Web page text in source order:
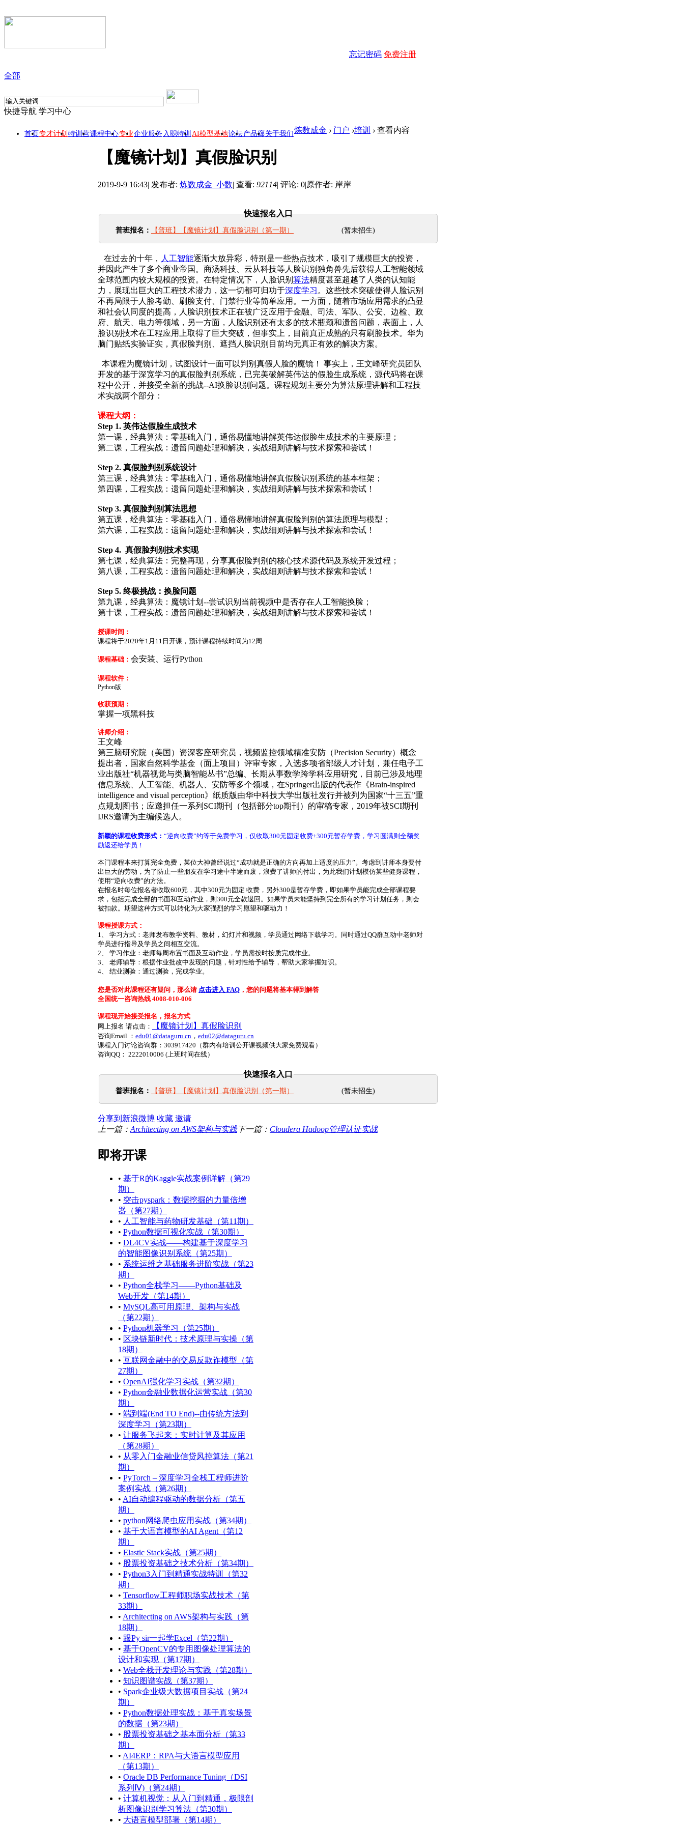
忘记密码 免费注册
全部
快捷导航 学习中心
首页专才计划 特训营课程中心专业企业服务 入职特训 AI模型基地论坛产品廊关于我们炼数成金 › 门户 ›培训 › 查看内容
【魔镜计划】真假脸识别
2019-9-9 16:43| 发布者: 炼数成金_小数| 查看: 92114| 评论: 0|原作者: 岸岸
快速报名入口
普班报名： 【普班】【魔镜计划】真假脸识别（第一期） (暂未招生)
在过去的十年， 人工智能逐渐大放异彩，特别是一些热点技术，吸引了规模巨大的投资，
并因此产生了多个商业帝国。商汤科技、云从科技等人脸识别独角兽先后获得人工智能领域
全球范围内较大规模的投资。在特定情况下，人脸识别 算法精度甚至超越了人类的认知能
力，展现出巨大的工程技术潜力，这一切都可归功于深度学习 。这些技术突破使得人脸识别
不再局限于人脸考勤、刷脸支付、门禁行业等简单应用。一方面，随着市场应用需求的凸显
和社会认同度的提高，人脸识别技术正在被广泛应用于金融、司法、军队、公安、边检、政
府、航天、电力等领域，另一方面，人脸识别还有太多的技术瓶颈和遗留问题，表面上，人
脸识别技术在工程应用上取得了巨大突破，但事实上，目前真正成熟的只有刷脸技术。华为
脑门贴纸实验证实，真假脸判别、遮挡人脸识别目前均无真正有效的解决方案。
本课程为魔镜计划，试图设计一面可以判别真假人脸的魔镜！ 事实上，王文峰研究员团队
开发的基于深宽学习的真假脸判别系统，已完美破解英伟达的假脸生成系统，源代码将在课
程中公开，并接受全新的挑战--AI换脸识别问题。课程规划主要分为算法原理讲解和工程技
术实战两个部分：
课程大纲：
Step 1. 英伟达假脸生成技术
第一课，经典算法：零基础入门，通俗易懂地讲解英伟达假脸生成技术的主要原理；
第二课，工程实战：遗留问题处理和解决，实战细则讲解与技术探索和尝试！
Step 2. 真假脸判别系统设计
第三课，经典算法：零基础入门，通俗易懂地讲解真假脸识别系统的基本框架；
第四课，工程实战：遗留问题处理和解决，实战细则讲解与技术探索和尝试！
Step 3. 真假脸判别算法思想
第五课，经典算法：零基础入门，通俗易懂地讲解真假脸判别的算法原理与模型；
第六课，工程实战：遗留问题处理和解决，实战细则讲解与技术探索和尝试！
Step 4. 真假脸判别技术实现
第七课，经典算法：完整再现，分享真假脸判别的核心技术源代码及系统开发过程；
第八课，工程实战：遗留问题处理和解决，实战细则讲解与技术探索和尝试！
Step 5. 终极挑战：换脸问题
第九课，经典算法：魔镜计划--尝试识别当前视频中是否存在人工智能换脸；
第十课，工程实战：遗留问题处理和解决，实战细则讲解与技术探索和尝试！
授课时间：
课程将于2020年1月11日开课，预计课程持续时间为12周
课程基础： 会安装、运行Python
课程软件：
Python版
收获预期：
掌握一项黑科技
讲师介绍：
王文峰
第三脑研究院（美国）资深客座研究员，视频监控领域精准安防（Precision Security）概念
提出者，国家自然科学基金（面上项目）评审专家，入选多项省部级人才计划，兼任电子工
业出版社“机器视觉与类脑智能丛书”总编、长期从事数学跨学科应用研究，目前已涉及地理
信息系统、人工智能、机器人、安防等多个领域，在Springer出版的代表作《Brain-inspired
intelligence and visual perception》纸质版由华中科技大学出版社发行并被列为国家“十三五”重
点规划图书；应邀担任一系列SCI期刊（包括部分top期刊）的审稿专家，2019年被SCI期刊
IJRS邀请为主编候选人。
新颖的课程收费形式： “逆向收费”约等于免费学习，仅收取300元固定收费+300元暂存学费，学习圆满则全额奖
励返还给学员！
本门课程本来打算完全免费，某位大神曾经说过“成功就是正确的方向再加上适度的压力”。考虑到讲师本身要付
出巨大的劳动，为了防止一些朋友在学习途中半途而废，浪费了讲师的付出，为此我们计划模仿某些健身课程，
使用“逆向收费”的方法。
在报名时每位报名者收取600元，其中300元为固定 收费 ，另外300是暂存学费，即如果学员能完成全部课程要
求，包括完成全部的书面和互动作业，则300元全款退回。如果学员未能坚持到完全所有的学习计划任务，则会
被扣款。期望这种方式可以转化为大家强烈的学习愿望和驱动力！
课程授课方式：
1、 学习方式：老师发布教学资料、教材，幻灯片和视频，学员通过网络下载学习。同时通过QQ群互动中老师对
学员进行指导及学员之间相互交流。
2、 学习作业：老师每周布置书面及互动作业，学员需按时按质完成作业。
3、 老师辅导：根据作业批改中发现的问题，针对性给予辅导，帮助大家掌握知识。
4、 结业测验：通过测验，完成学业。
您是否对此课程还有疑问，那么请 点击进入 FAQ ，您的问题将基本得到解答
全国统一咨询热线 4008-010-006
课程现开始接受报名，报名方式
网上报名 请点击：
【魔镜计划】真假脸识别
咨询Email ： edu01@dataguru.cn ， edu02@dataguru.cn
课程入门讨论咨询群： 303917420 （群内有培训公开课视频供大家免费观看）
咨询QQ： 2222010006 (上班时间在线）
快速报名入口
普班报名： 【普班】【魔镜计划】真假脸识别（第一期） (暂未招生)
分享到新浪微博 收藏 邀请
上一篇： Architecting on AWS架构与实践下一篇： Cloudera Hadoop管理认证实战
即将开课
• 基于R的Kaggle实战案例详解（第29
期）
• 突击pyspark：数据挖掘的力量倍增
器（第27期）
• 人工智能与药物研发基础（第11期）
• Python数据可视化实战（第30期）
• DL4CV实战——构建基于深度学习
的智能图像识别系统（第25期）
• 系统运维之基础服务进阶实战（第23
期）
• Python全栈学习——Python基础及
Web开发（第14期）
• MySQL高可用原理、架构与实战
（第22期）
• Python机器学习（第25期）
• 区块链新时代：技术原理与实操（第
18期）
• 互联网金融中的交易反欺诈模型（第
27期）
• OpenAI强化学习实战（第32期）
• Python金融业数据化运营实战（第30
期）
• 端到端(End TO End)--由传统方法到
深度学习（第23期）
• 让服务飞起来：实时计算及其应用
（第28期）
• 从零入门金融业信贷风控算法（第21
期）
• PyTorch – 深度学习全栈工程师进阶
案例实战（第26期）
• AI自动编程驱动的数据分析（第五
期）
• python网络爬虫应用实战（第34期）
• 基于大语言模型的AI Agent（第12
期）
• Elastic Stack实战（第25期）
• 股票投资基础之技术分析（第34期）
• Python3入门到精通实战特训（第32
期）
• Tensorflow工程师职场实战技术（第
33期）
• Architecting on AWS架构与实践（第
18期）
• 跟Py sir一起学Excel（第22期）
• 基于OpenCV的专用图像处理算法的
设计和实现（第17期）
• Web全栈开发理论与实践（第28期）
• 知识图谱实战（第37期）
• Spark企业级大数据项目实战（第24
期）
• Python数据处理实战：基于真实场景
的数据（第23期）
• 股票投资基础之基本面分析（第33
期）
• AI4ERP：RPA与大语言模型应用
（第13期）
• Oracle DB Performance Tuning（DSI
系列Ⅳ)（第24期）
• 计算机视觉：从入门到精通，极限剖
析图像识别学习算法（第30期）
• 大语言模型部署（第14期）